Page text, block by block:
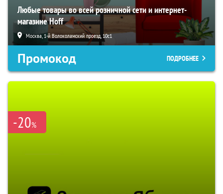
Любые товары во всей розничной сети и интернет-
магазине Hoff
Москва, 1-й Волоколамский проезд, 10с1
Промокод ПОДРОБНЕЕ
-20%